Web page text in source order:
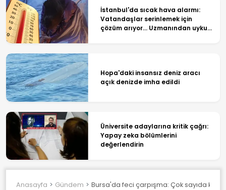
İstanbul'da sıcak hava alarmı:
Vatandaşlar serinlemek için
çözüm arıyor... Uzmanından uyku
Hopa'daki insansız deniz aracı
açık denizde imha edildi
Üniversite adaylarına kritik çağrı:
Yapay zeka bölümlerini
değerlendirin
Anasayfa Gündem Bursa'da feci çarpışma: Çok sayıda kişi